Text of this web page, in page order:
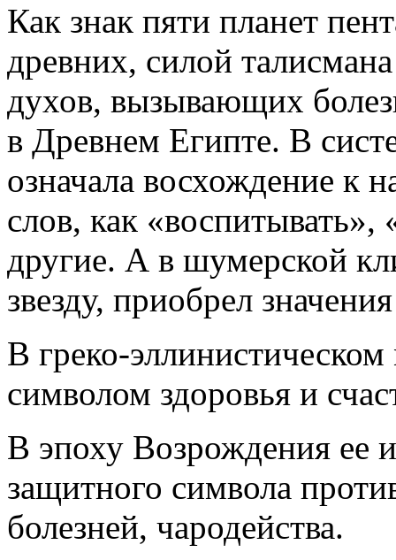
Как знак пяти планет
древних, силой
духов, вызывающих
в Древнем Египте. В
означала восхождение к
слов, как
другие. А в шумерской
звезду, приобрел
В греко-
символом здоровья и
В эпоху Возрождения ее
защитного символа
болезней, чародейства.